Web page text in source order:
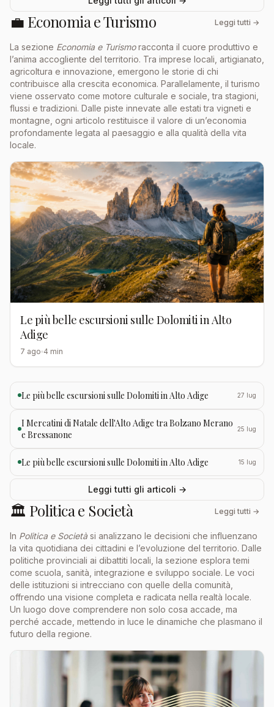
💼 Economia e Turismo Leggi tutti →
La sezione Economia e Turismoracconta il cuore produttivo e
l’anima accogliente del territorio. Tra imprese locali, artigianato,
agricoltura e innovazione, emergono le storie di chi
contribuisce alla crescita economica. Parallelamente, il turismo
viene osservato come motore culturale e sociale, tra stagioni,
flussi e tradizioni. Dalle piste innevate alle estati tra vigneti e
montagne, ogni articolo restituisce il valore di un’economia
profondamente legata al paesaggio e alla qualità della vita
locale.
Le più belle escursioni sulle Dolomiti in Alto
Adige
7 ago 4 min
Le più belle escursioni sulle Dolomiti in Alto Adige 27 lug
I Mercatini di Natale dell'Alto Adige tra Bolzano Merano
e Bressanone
25 lug
Le più belle escursioni sulle Dolomiti in Alto Adige 15 lug
Leggi tutti gli articoli →
🏛️ Politica e Società Leggi tutti →
In Politica e Società si analizzano le decisioni che influenzano
la vita quotidiana dei cittadini e l’evoluzione del territorio. Dalle
politiche provinciali ai dibattiti locali, la sezione esplora temi
come scuola, sanità, integrazione e sviluppo sociale. Le voci
delle istituzioni si intrecciano con quelle della comunità,
offrendo una visione completa e radicata nella realtà locale.
Un luogo dove comprendere non solo cosa accade, ma
perché accade, mettendo in luce le dinamiche che plasmano il
futuro della regione.